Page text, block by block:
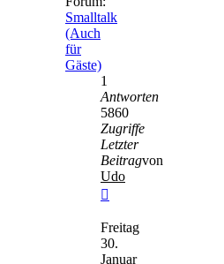
Smalltalk
(Auch
für
Gäste)
1
Antworten
5860
Zugriffe
Letzter
Beitragvon
Udo
Beitrag
Freitag
30.
Januar